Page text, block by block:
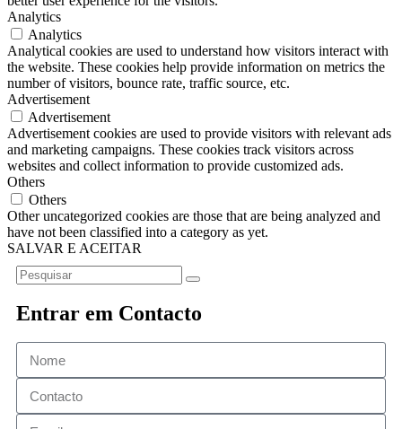
Analytics
Analytics
Analytical cookies are used to understand how visitors interact with
the website. These cookies help provide information on metrics the
number of visitors, bounce rate, traffic source, etc.
Advertisement
Advertisement
Advertisement cookies are used to provide visitors with relevant ads
and marketing campaigns. These cookies track visitors across
websites and collect information to provide customized ads.
Others
Others
Other uncategorized cookies are those that are being analyzed and
have not been classified into a category as yet.
SALVAR E ACEITAR
Entrar em Contacto